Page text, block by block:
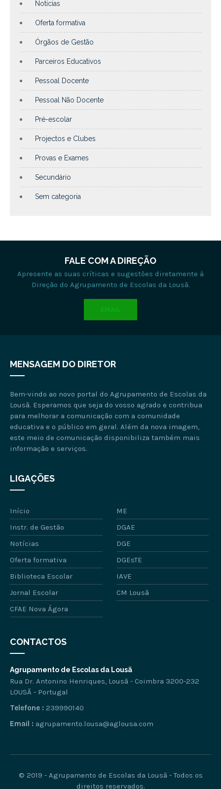
Notícias
Oferta formativa
Órgãos de Gestão
Parceiros Educativos
Pessoal Docente
Pessoal Não Docente
Pré-escolar
Projectos e Clubes
Provas e Exames
Secundário
Sem categoria
FALE COM A DIREÇÃO
Apresente as suas críticas e sugestões diretamente à
Direção do Agrupamento de Escolas da Lousã.
EMAIL
MENSAGEM DO DIRETOR
Bem-vindo ao novo portal do Agrupamento de Escolas da
Lousã. Esperamos que seja do vosso agrado e contribua
para melhorar a comunicação com a comunidade
educativa e o público em geral. Além da nova imagem,
este meio de comunicação disponibiliza também mais
informação e serviços.
LIGAÇÕES
Início
ME
Instr. de Gestão
DGAE
Notícias
DGE
Oferta formativa
DGEsTE
Biblioteca Escolar
IAVE
Jornal Escolar
CM Lousã
CFAE Nova Ágora
CONTACTOS
Agrupamento de Escolas da Lousã
Rua Dr. Antonino Henriques, Lousã - Coimbra 3200-232
LOUSÃ - Portugal
Telefone : 239990140
Email : agrupamento.lousa@aglousa.com
© 2019 - Agrupamento de Escolas da Lousã - Todos os
direitos reservados.